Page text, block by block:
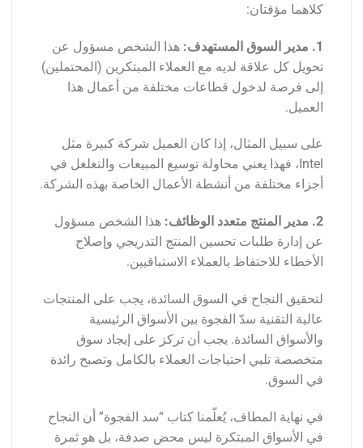
كلاهما مؤقتان:
1. مدير السوق المستهدف:
هذا الشخص مسؤول عن
تحويل كل علاقة لديه مع العملاء المبتكرين (المحتملين)
إلى فرصة لدخول قطاعات مختلفة من أعمال هذا
العميل.
على سبيل المثال، إذا كان العميل شركة كبيرة مثل
Intel، فهذا يعني محاولة توسيع المبيعات والتغلغل في
أجزاء مختلفة من أنشطة الأعمال الخاصة بهذه الشركة.
2. مدير المنتج متعدد الوظائف:
هذا الشخص مسؤول
عن إدارة طلبات تحسين المنتج التدريجي وإصلاح
الأخطاء للاحتفاظ بالعملاء الاستباقيين.
لتحقيق النجاح في السوق السائدة، يجب على المنتجات
عالية التقنية سدّ الفجوة بين الأسواق الرئيسية
والأسواق السائدة. يجب أن تركز على إيجاد سوق
متخصصة تلبي احتياجات العملاء بالكامل وتصبح رائدة
في السوق.
في نهاية المطاف، يُعلّمنا كتاب “سد الفجوة” أن النجاح
في الأسواق المبتكرة ليس محض صدفة، بل هو ثمرة